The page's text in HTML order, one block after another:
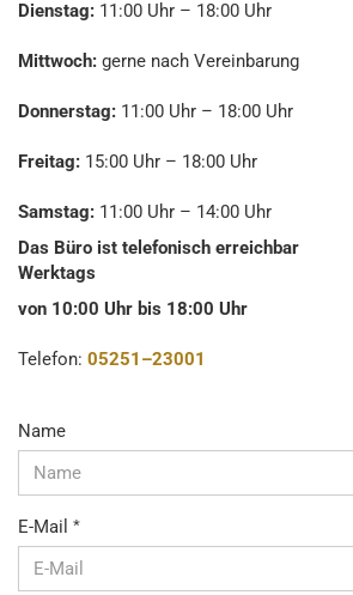
Dienstag: 11:00 Uhr – 18:00 Uhr
Mittwoch: gerne nach Vereinbarung
Donnerstag: 11:00 Uhr – 18:00 Uhr
Freitag: 15:00 Uhr – 18:00 Uhr
Samstag: 11:00 Uhr – 14:00 Uhr
Das Büro ist telefonisch erreichbar
Werktags
von 10:00 Uhr bis 18:00 Uhr
Telefon: 05251–23001
KONTAKT
Name
E-Mail